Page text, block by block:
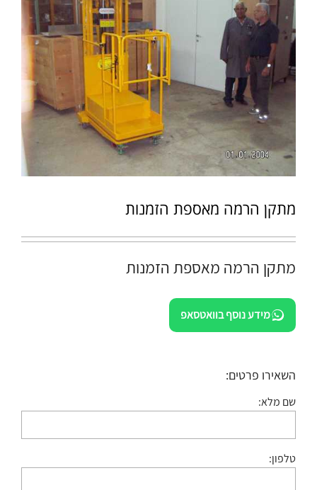
מתקן הרמה מאספת הזמנות
מתקן הרמה מאספת הזמנות
מידע נוסף בוואטסאפ
השאירו פרטים:
שם מלא:
טלפון: